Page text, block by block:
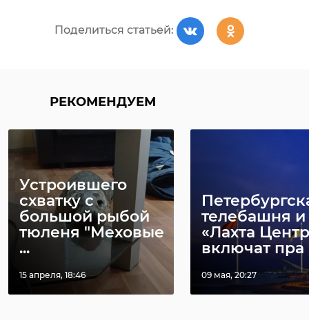
Поделиться статьей:
РЕКОМЕНДУЕМ
Устроившего
схватку с
большой рыбой
тюленя "Меховые
...
15 апреля, 18:46
телебашня и
«Лахта
включат пра
09 мая, 20:27